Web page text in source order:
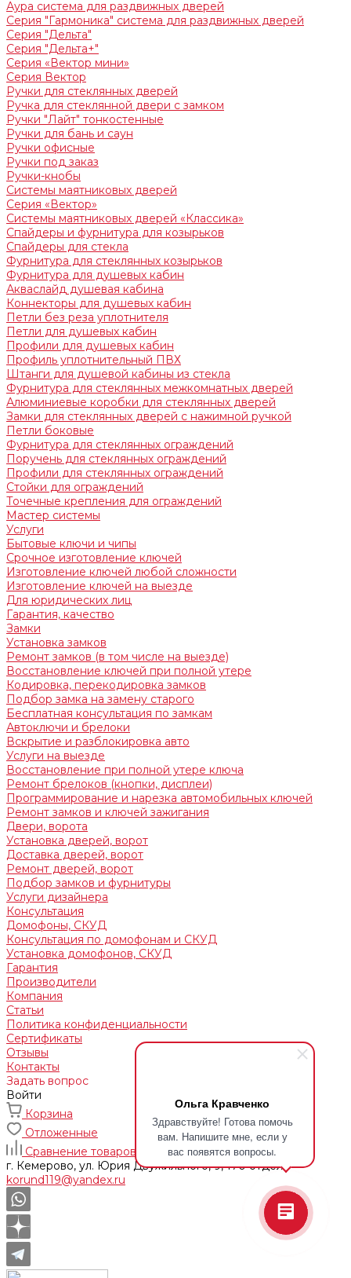
Ольга Кравченко
Здравствуйте! Готова помочь
вам. Напишите мне, если у
вас появятся вопросы.
Аура система для раздвижных дверей
Серия "Гармоника" система для раздвижных дверей
Серия "Дельта"
Серия "Дельта+"
Серия «Вектор мини»
Серия Вектор
Ручки для стеклянных дверей
Ручка для стеклянной двери с замком
Ручки "Лайт" тонкостенные
Ручки для бань и саун
Ручки офисные
Ручки под заказ
Ручки-кнобы
Системы маятниковых дверей
Серия «Вектор»
Системы маятниковых дверей «Классика»
Спайдеры и фурнитура для козырьков
Спайдеры для стекла
Фурнитура для стеклянных козырьков
Фурнитура для душевых кабин
Акваслайд душевая кабина
Коннекторы для душевых кабин
Петли без реза уплотнителя
Петли для душевых кабин
Профили для душевых кабин
Профиль уплотнительный ПВХ
Штанги для душевой кабины из стекла
Фурнитура для стеклянных межкомнатных дверей
Алюминиевые коробки для стеклянных дверей
Замки для стеклянных дверей с нажимной ручкой
Петли боковые
Фурнитура для стеклянных ограждений
Поручень для стеклянных ограждений
Профили для стеклянных ограждений
Стойки для ограждений
Точечные крепления для ограждений
Мастер системы
Услуги
Бытовые ключи и чипы
Срочное изготовление ключей
Изготовление ключей любой сложности
Изготовление ключей на выезде
Для юридических лиц
Гарантия, качество
Замки
Установка замков
Ремонт замков (в том числе на выезде)
Восстановление ключей при полной утере
Кодировка, перекодировка замков
Подбор замка на замену старого
Бесплатная консультация по замкам
Автоключи и брелоки
Вскрытие и разблокировка авто
Услуги на выезде
Восстановление при полной утере ключа
Ремонт брелоков (кнопки, дисплеи)
Программирование и нарезка автомобильных ключей
Ремонт замков и ключей зажигания
Двери, ворота
Установка дверей, ворот
Доставка дверей, ворот
Ремонт дверей, ворот
Подбор замков и фурнитуры
Услуги дизайнера
Консультация
Домофоны, СКУД
Консультация по домофонам и СКУД
Установка домофонов, СКУД
Гарантия
Производители
Компания
Статьи
Политика конфиденциальности
Сертификаты
Отзывы
Контакты
Задать вопрос
Войти
Корзина
Отложенные
Сравнение товаров
г. Кемерово, ул. Юрия Двужильного, 9, 170 отдел
korund119@yandex.ru